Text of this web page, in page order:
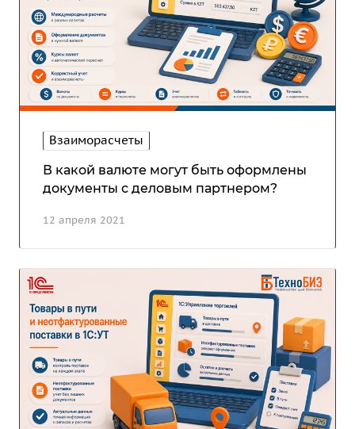
Взаиморасчеты
12 апреля 2021
В какой валюте могут быть оформлены
документы с деловым партнером?